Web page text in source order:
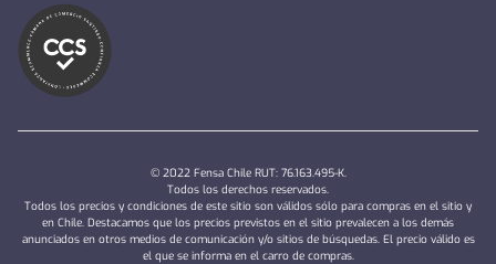
© 2022 Fensa Chile RUT: 76.163.495-K.
Todos los derechos reservados.
Todos los precios y condiciones de este sitio son válidos sólo para compras en el sitio y
en Chile. Destacamos que los precios previstos en el sitio prevalecen a los demás
anunciados en otros medios de comunicación y/o sitios de búsquedas. El precio válido es
el que se informa en el carro de compras.